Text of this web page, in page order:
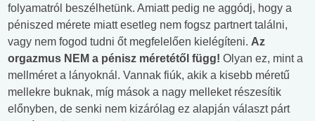
folyamatról beszélhetünk. Amiatt pedig ne aggódj, hogy a
péniszed mérete miatt esetleg nem fogsz partnert találni,
vagy nem fogod tudni őt megfelelően kielégíteni. Az
orgazmus NEM a pénisz méretétől függ! Olyan ez, mint a
mellméret a lányoknál. Vannak fiúk, akik a kisebb méretű
mellekre buknak, míg mások a nagy melleket részesítik
előnyben, de senki nem kizárólag ez alapján választ párt